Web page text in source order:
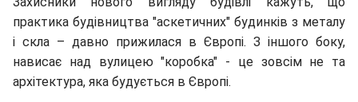
практика будівництва "аскетичних" будинків з металу
і скла – давно прижилася в Європі. З іншого боку,
нависає над вулицею "коробка" - це зовсім не та
архітектура, яка будується в Європі.